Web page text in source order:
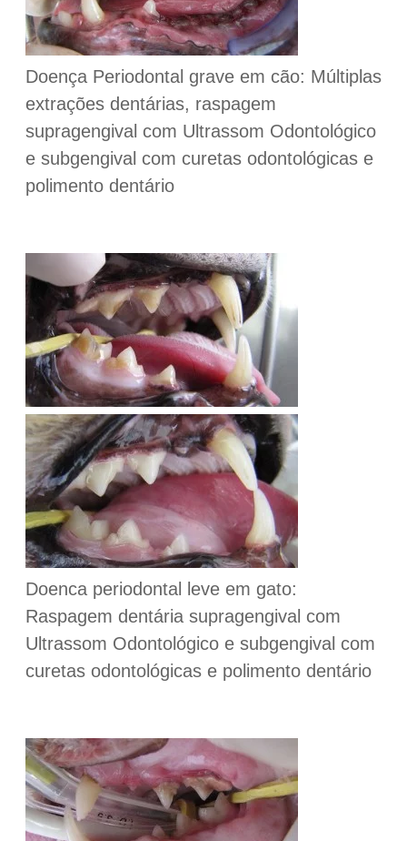
Doença Periodontal grave em cão: Múltiplas
extrações dentárias, raspagem
supragengival com Ultrassom Odontológico
e subgengival com curetas odontológicas e
polimento dentário
Doenca periodontal leve em gato:
Raspagem dentária supragengival com
Ultrassom Odontológico e subgengival com
curetas odontológicas e polimento dentário